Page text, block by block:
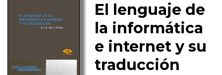
El lenguaje de
la informática
e internet y su
traducción